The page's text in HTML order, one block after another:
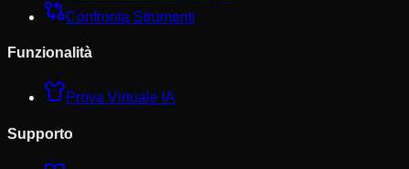
Confronta Strumenti
Funzionalità
Prova Virtuale IA
Supporto